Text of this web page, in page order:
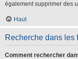
également supprimer des
Haut
Recherche dans les
Comment rechercher